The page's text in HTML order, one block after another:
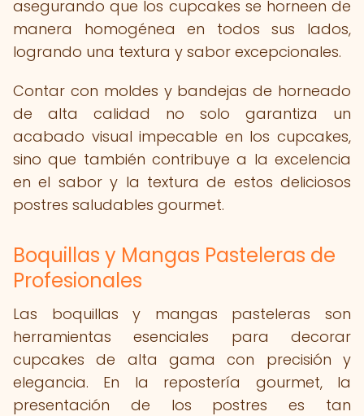
asegurando que los cupcakes se horneen de
manera homogénea en todos sus lados,
logrando una textura y sabor excepcionales.
Contar con moldes y bandejas de horneado
de alta calidad no solo garantiza un
acabado visual impecable en los cupcakes,
sino que también contribuye a la excelencia
en el sabor y la textura de estos deliciosos
postres saludables gourmet.
Boquillas y Mangas Pasteleras de
Profesionales
Las boquillas y mangas pasteleras son
herramientas esenciales para decorar
cupcakes de alta gama con precisión y
elegancia. En la repostería gourmet, la
presentación de los postres es tan